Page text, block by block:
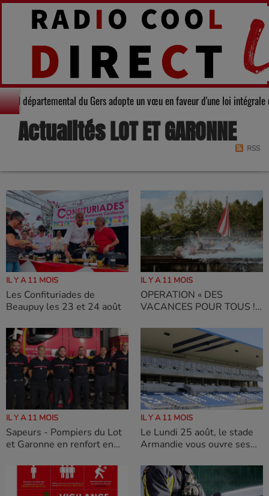
: Le Conseil départemental du Gers adopte un vœu en faveur
Actualités LOT ET GARONNE
RSS
IL Y A 11 MOIS
Les Confituriades de
Beaupuy les 23 et 24 août
IL Y A 11 MOIS
OPERATION « DES
VACANCES POUR TOUS ! »
Lot et Garonne
IL Y A 11 MOIS
Sapeurs - Pompiers du Lot
et Garonne en renfort en
IL Y A 11 MOIS
Le Lundi 25 août, le stade
Armandie vous ouvre ses
Fête bleu et blanc